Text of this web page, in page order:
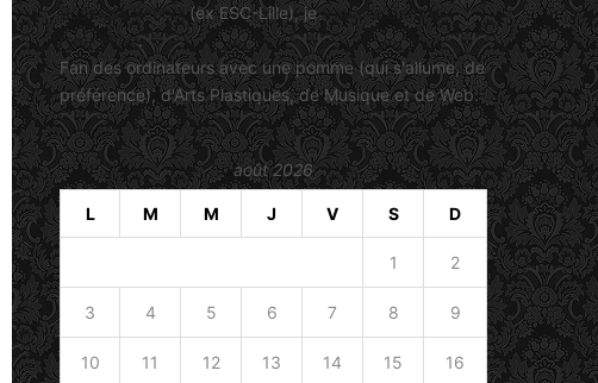
Business School(ex ESC-Lille), jetravaille dans le
marketing.
Fan des ordinateurs avec une pomme (qui s'allume, de
préférence), d'Arts Plastiques, de Musique et de Web.
août 2026
L M M J V S D
1 2
3 4 5 6 7 8 9
10 11 12 13 14 15 16